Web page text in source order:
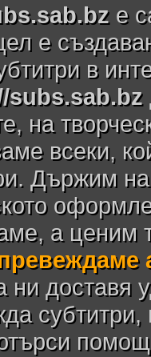
е
е
в
subs.sab.bz
на
всеки,
Държим
а ценим
ни доставя